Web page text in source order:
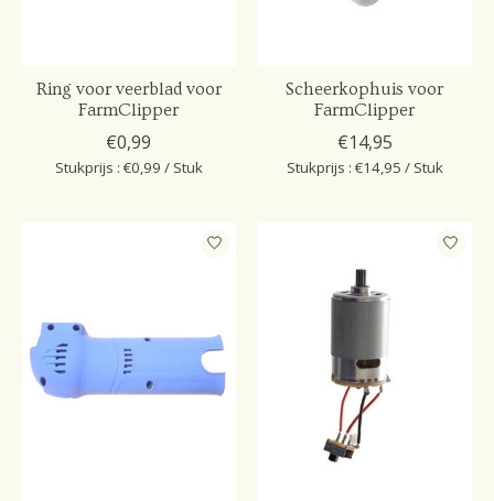
Ring voor veerblad voor
FarmClipper
€0,99
Stukprijs : €0,99 / Stuk
Scheerkophuis voor
FarmClipper
€14,95
Stukprijs : €14,95 / Stuk